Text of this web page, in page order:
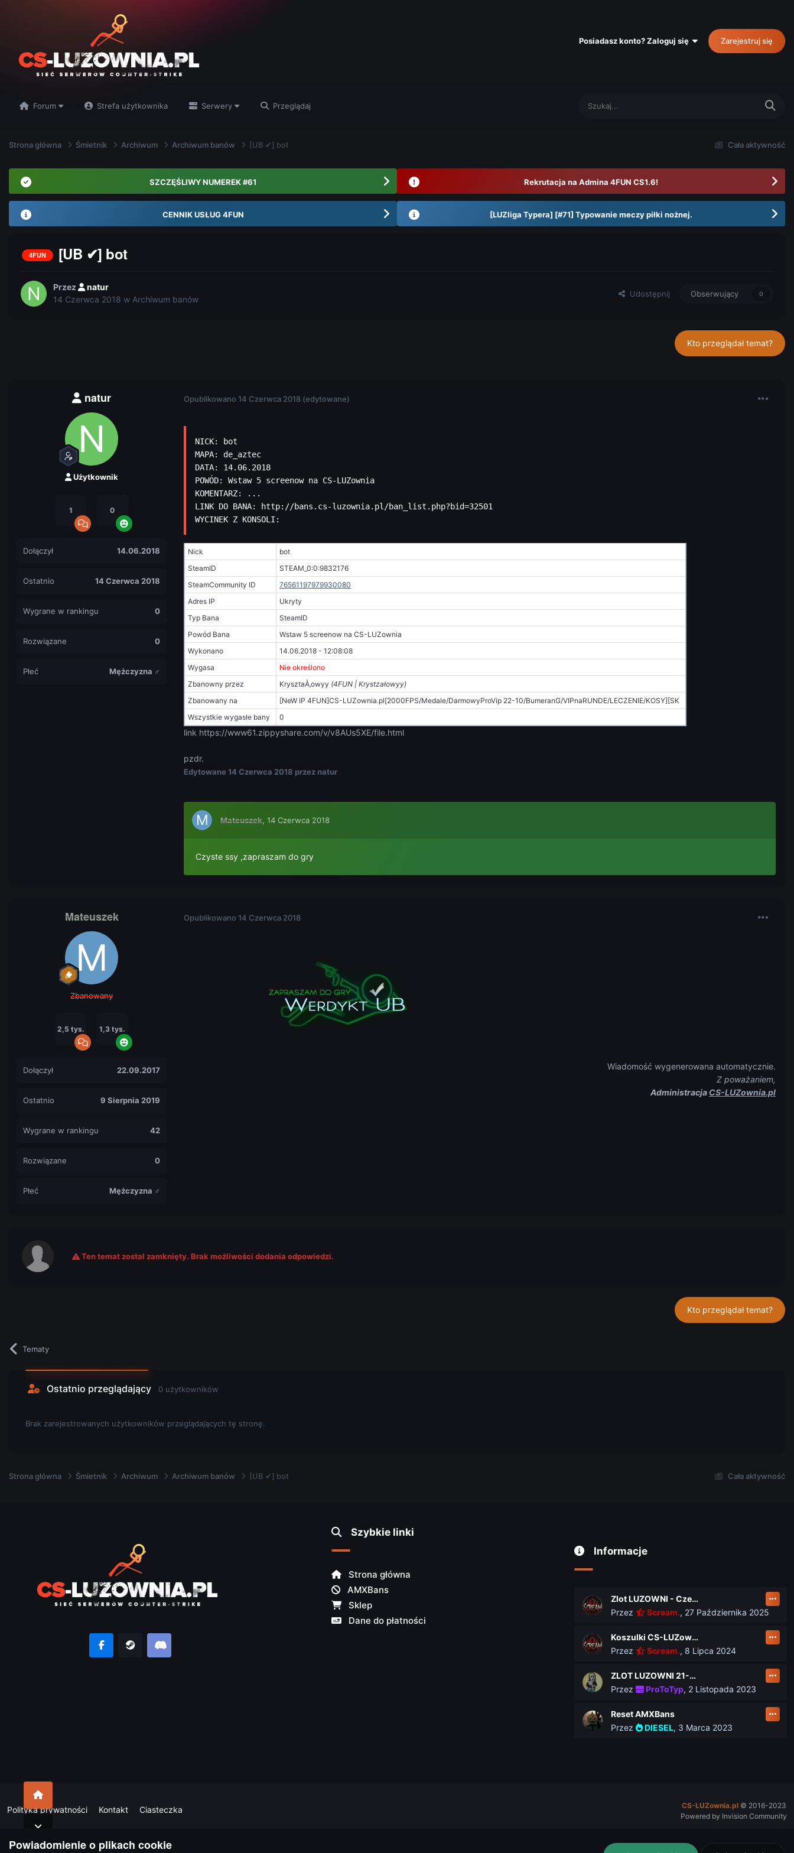
Posiadasz konto? Zaloguj się Zarejestruj się
Forum Strefa użytkownika Serwery Przeglądaj
Cała aktywność
Strona główna Śmietnik Archiwum Archiwum banów [UB ✔] bot
SZCZĘŚLIWY NUMEREK #61 Rekrutacja na Admina 4FUN CS1.6!
CENNIK USŁUG 4FUN [LUZliga Typera] [#71] Typowanie meczy piłki nożnej.
4FUN [UB ✔] bot
Przez
natur
14 Czerwca 2018 w Archiwum banów
Udostępnij Obserwujący 0
Kto przeglądał temat?
natur
Użytkownik
1 0
Dołączył 14.06.2018
Ostatnio 14 Czerwca 2018
Wygrane w rankingu 0
Rozwiązane 0
Płeć Mężczyzna ♂
Opublikowano 14 Czerwca 2018 (edytowane)
NICK: bot
MAPA: de_aztec
DATA: 14.06.2018
POWÓD: Wstaw 5 screenow na CS-LUZownia
KOMENTARZ: ...
LINK DO BANA: http://bans.cs-luzownia.pl/ban_list.php?bid=32501
WYCINEK Z KONSOLI:
Nick
bot
SteamID
STEAM_0:0:9832176
SteamCommunity ID
76561197979930080
Adres IP
Ukryty
Typ Bana
SteamID
Powód Bana
Wstaw 5 screenow na CS-LUZownia
Wykonano
14.06.2018 - 12:08:08
Wygasa
Nie określono
Zbanowny przez
KrysztaÅ‚owyy (4FUN | Krystzałowyy)
Zbanowany na
[NeW IP 4FUN]CS-LUZownia.pl[2000FPS/Medale/DarmowyProVip 22-10/BumeranG/VIPnaRUNDE/LECZENIE/KOSY][SK
Wszystkie wygasłe bany
0
link https://www61.zippyshare.com/v/v8AUs5XE/file.html
pzdr.
Edytowane 14 Czerwca 2018 przez natur
Mateuszek, 14 Czerwca 2018
Czyste ssy ,zapraszam do gry
Mateuszek
Zbanowany
2,5 tys. 1,3 tys.
Dołączył 22.09.2017
Ostatnio 9 Sierpnia 2019
Wygrane w rankingu 42
Rozwiązane 0
Płeć Mężczyzna ♂
Opublikowano 14 Czerwca 2018
Wiadomość wygenerowana automatycznie.
Z poważaniem,
Administracja CS-LUZownia.pl
Ten temat został zamknięty. Brak możliwości dodania odpowiedzi.
Kto przeglądał temat?
Tematy
Ostatnio przeglądający 0 użytkowników
Brak zarejestrowanych użytkowników przeglądających tę stronę.
Cała aktywność
Strona główna Śmietnik Archiwum Archiwum banów [UB ✔] bot
Szybkie linki
Strona główna
AMXBans
Sklep
Dane do płatności
Informacje
Zlot LUZOWNI - Czerwiec 2026
Przez
Scream., 27 Października 2025
Koszulki CS-LUZownia.pl
Przez
Scream., 8 Lipca 2024
ZLOT LUZOWNI 21-23 czerwca
Przez
ProToTyp, 2 Listopada 2023
Reset AMXBans
Przez
DIESEL, 3 Marca 2023
Polityka prywatności Kontakt Ciasteczka CS-LUZownia.pl© 2016-2023
Powered by Invision Community
Powiadomienie o plikach cookie